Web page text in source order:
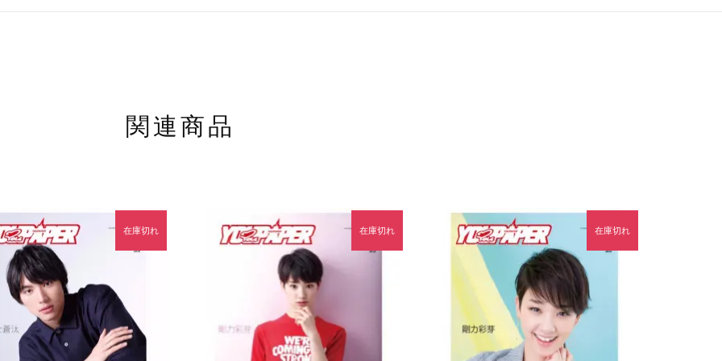
関連商品
在庫切れ 在庫切れ 在庫切れ